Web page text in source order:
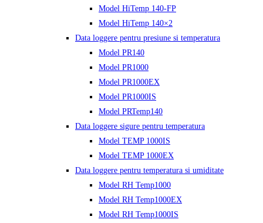
Model HiTemp 140-FP
Model HiTemp 140×2
Data loggere pentru presiune si temperatura
Model PR140
Model PR1000
Model PR1000EX
Model PR1000IS
Model PRTemp140
Data loggere sigure pentru temperatura
Model TEMP 1000IS
Model TEMP 1000EX
Data loggere pentru temperatura si umiditate
Model RH Temp1000
Model RH Temp1000EX
Model RH Temp1000IS